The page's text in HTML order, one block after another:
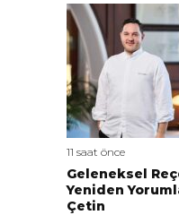
11 saat önce
Geleneksel
Yeniden
Çetin